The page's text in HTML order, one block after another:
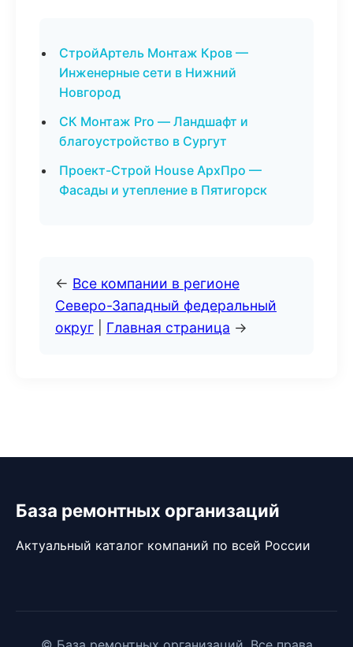
СтройАртель Монтаж Кров —
Инженерные сети в Нижний
Новгород
СК Монтаж Pro — Ландшафт и
благоустройство в Сургут
Проект-Строй House АрхПро —
Фасады и утепление в Пятигорск
← Все компании в регионе
Северо-Западный федеральный
округ
Главная страница →
База ремонтных организаций
Актуальный каталог компаний по всей России